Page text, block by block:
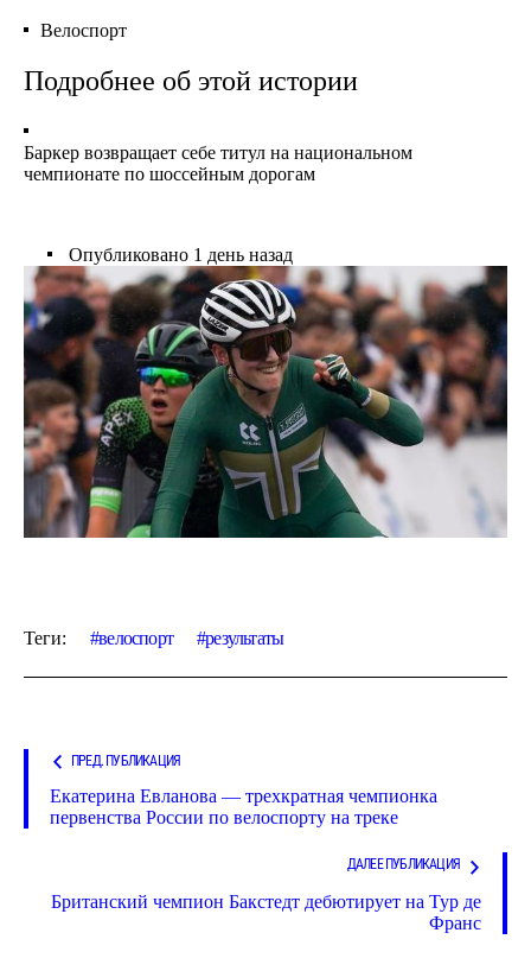
Велоспорт
Подробнее об этой истории
Баркер возвращает себе титул на национальном
чемпионате по шоссейным дорогам
Опубликовано 1 день назад
Теги: велоспорт результаты
ПРЕД. ПУБЛИКАЦИЯ
Екатерина Евланова — трехкратная чемпионка
первенства России по велоспорту на треке
ДАЛЕЕ ПУБЛИКАЦИЯ
Британский чемпион Бакстедт дебютирует на Тур де
Франс